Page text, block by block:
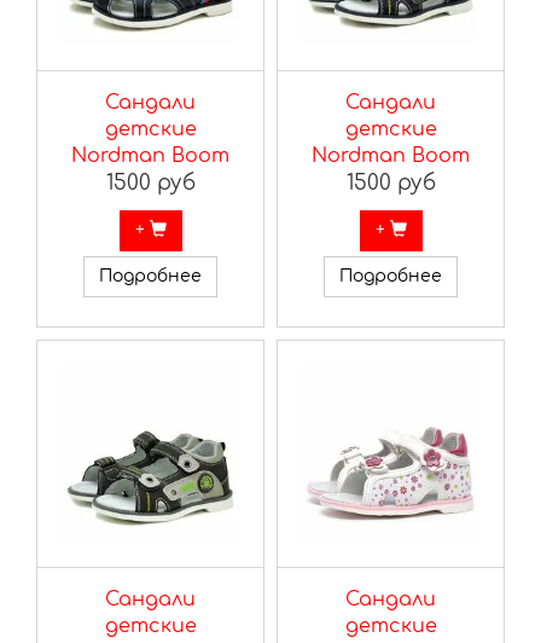
Сандали
детские
Nordman Boom
1500 руб
+
Подробнее
Сандали
детские
Nordman Boom
1500 руб
+
Подробнее
Сандали
детские
Сандали
детские